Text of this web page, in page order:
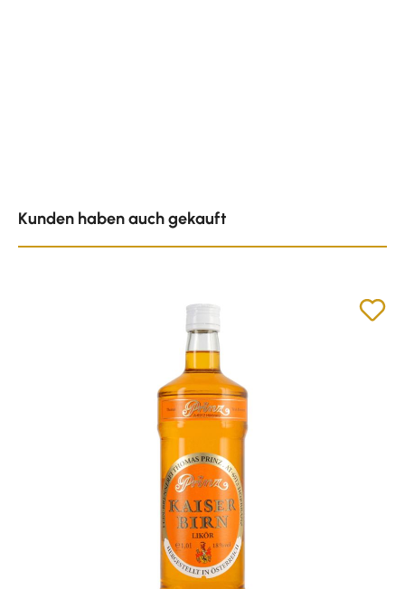
Kunden haben auch gekauft